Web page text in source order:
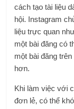
cách tạo tài liệu
hội. Instagram
liệu trực quan
một bài đăng có
một bài đăng
hơn.
Khi làm việc với
đơn lẻ, có thể